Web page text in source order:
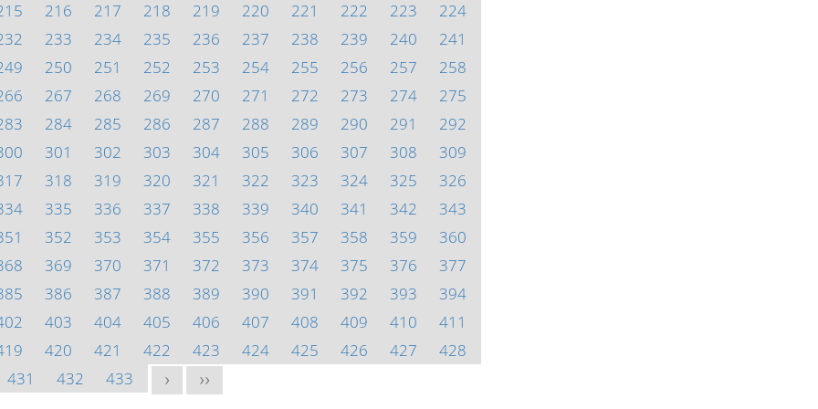
216 217 218 219 220 221 222 223
224
233 234 235 236 237 238 239 240
241
250 251 252 253 254 255 256 257
258
267 268 269 270 271 272 273 274
275
284 285 286 287 288 289 290 291
292
301 302 303 304 305 306 307 308
309
318 319 320 321 322 323 324 325
326
335 336 337 338 339 340 341 342
343
352 353 354 355 356 357 358 359
360
369 370 371 372 373 374 375 376
377
386 387 388 389 390 391 392 393
394
403 404 405 406 407 408 409 410
411
420 421 422 423 424 425 426 427
428
431
432 433 > >>